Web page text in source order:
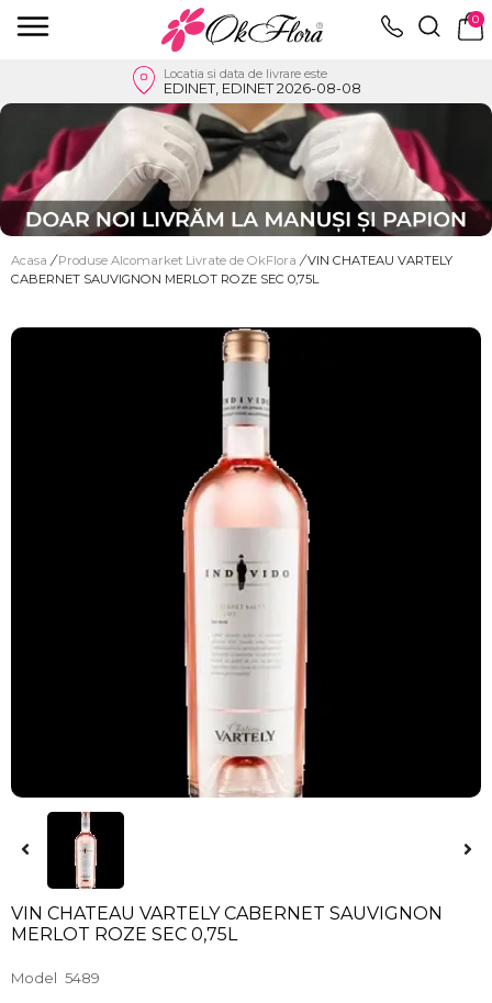
0
Locatia si data de livrare este
EDINET, EDINET 2026-08-08
Acasa / Produse Alcomarket Livrate de OkFlora / VIN CHATEAU VARTELY
CABERNET SAUVIGNON MERLOT ROZE SEC 0,75L
VIN CHATEAU VARTELY CABERNET SAUVIGNON
MERLOT ROZE SEC 0,75L
Model 5489